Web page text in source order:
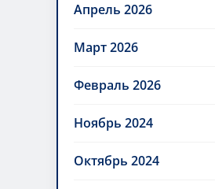
Апрель 2026
Март 2026
Февраль 2026
Ноябрь 2024
Октябрь 2024